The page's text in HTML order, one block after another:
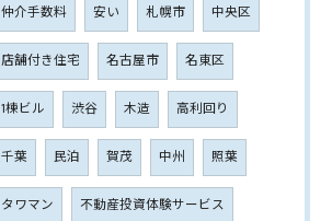
仲介手数料 安い 札幌市 中央区
店舗付き住宅 名古屋市 名東区
1棟ビル 渋谷 木造 高利回り
千葉 民泊 賀茂 中州 照葉
タワマン 不動産投資体験サービス